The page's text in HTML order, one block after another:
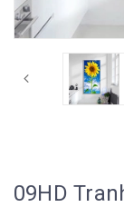
09HD